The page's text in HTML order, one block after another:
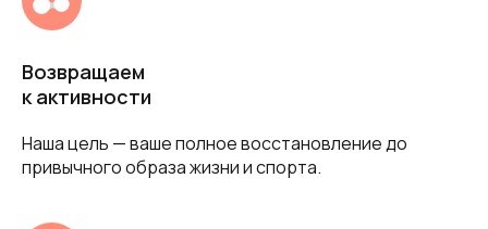
Возвращаем
к активности
Наша цель — ваше полное восстановление до
привычного образа жизни и спорта.